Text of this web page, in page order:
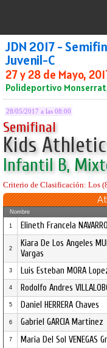
JDN 2017 -
Juvenil-C
27 y 28 de Mayo,
Polideportivo
28/05/2017 a las 08:00
Semifinal
Kids
Infantil B,
Criterio de Clasificación: Los
Nombre
1 Elineth Francela
2
Kiara De Los Angeles
Vargas
3 Luis Esteban MORA
4 Rodolfo Andres
5 Daniel HERRERA Chaves
6 Gabriel GARCIA Martinez
7 Maria Del Sol VENEGAS